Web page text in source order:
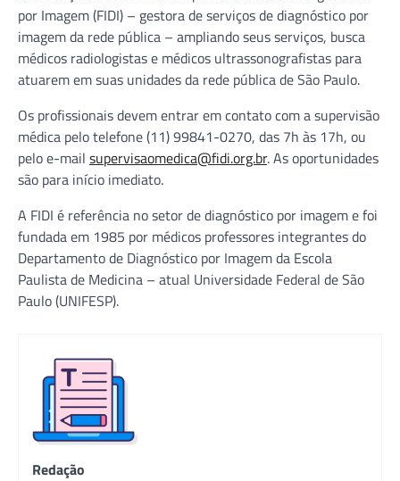
por Imagem (FIDI) – gestora de serviços de diagnóstico por
imagem da rede pública – ampliando seus serviços, busca
médicos radiologistas e médicos ultrassonografistas para
atuarem em suas unidades da rede pública de São Paulo.
Os profissionais devem entrar em contato com a supervisão
médica pelo telefone (11) 99841-0270, das 7h às 17h, ou
pelo e-mail supervisaomedica@fidi.org.br. As oportunidades
são para início imediato.
A FIDI é referência no setor de diagnóstico por imagem e foi
fundada em 1985 por médicos professores integrantes do
Departamento de Diagnóstico por Imagem da Escola
Paulista de Medicina – atual Universidade Federal de São
Paulo (UNIFESP).
Redação